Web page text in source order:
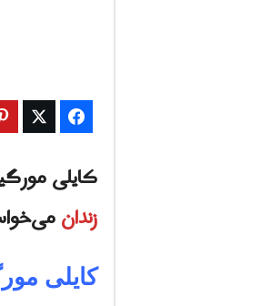
Facebook
کایلی
زندان
کایلی